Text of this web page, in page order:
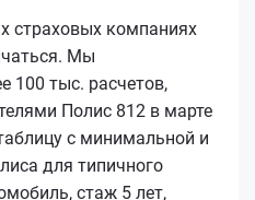
страховых компаниях
Мы
100 тыс. расчетов,
Полис 812 в марте
с минимальной и
для типичного
стаж 5 лет,